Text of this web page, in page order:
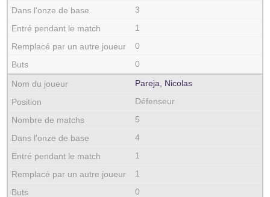
3
1
0
0
Pareja, Nicolas
Défenseur
5
4
1
1
0